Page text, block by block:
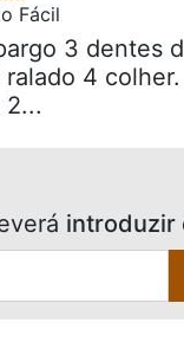
Fácil
3 dentes
4
2...
introduzir